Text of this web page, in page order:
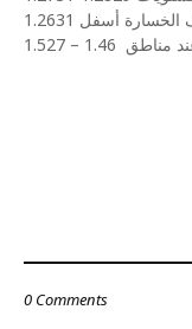
أسفل 1.2631
مناطق 1.46 – 1.527
0 Comments